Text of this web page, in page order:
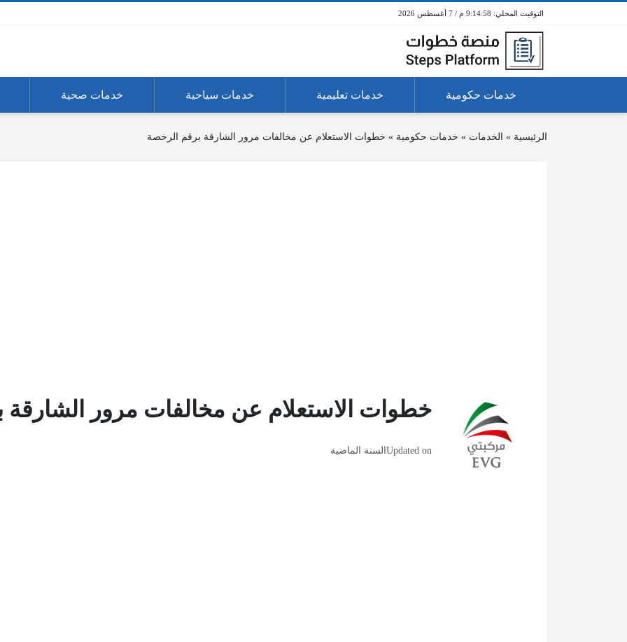
9:14:58 م / 7 أغسطس 2026
خدمات حكومية خدمات تعليمية خدمات سياحية خدمات صحية
الرئيسية » الخدمات » خدمات حكومية » خطوات الاستعلام عن مخالفات مرور الشارقة برقم الرخصة
خطوات الاستعلام عن مخالفات مرور
Updated onالسنة الماضية